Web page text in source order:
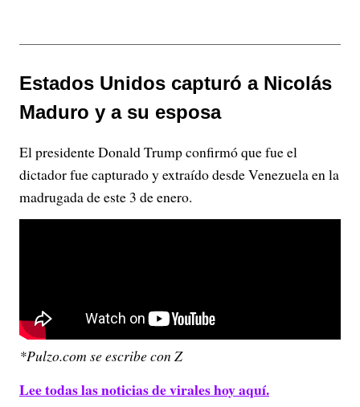
Estados Unidos capturó a Nicolás
Maduro y a su esposa
El presidente Donald Trump confirmó que fue el
dictador fue capturado y extraído desde Venezuela en la
madrugada de este 3 de enero.
*Pulzo.com se escribe con Z
Lee todas las noticias de virales hoy aquí.